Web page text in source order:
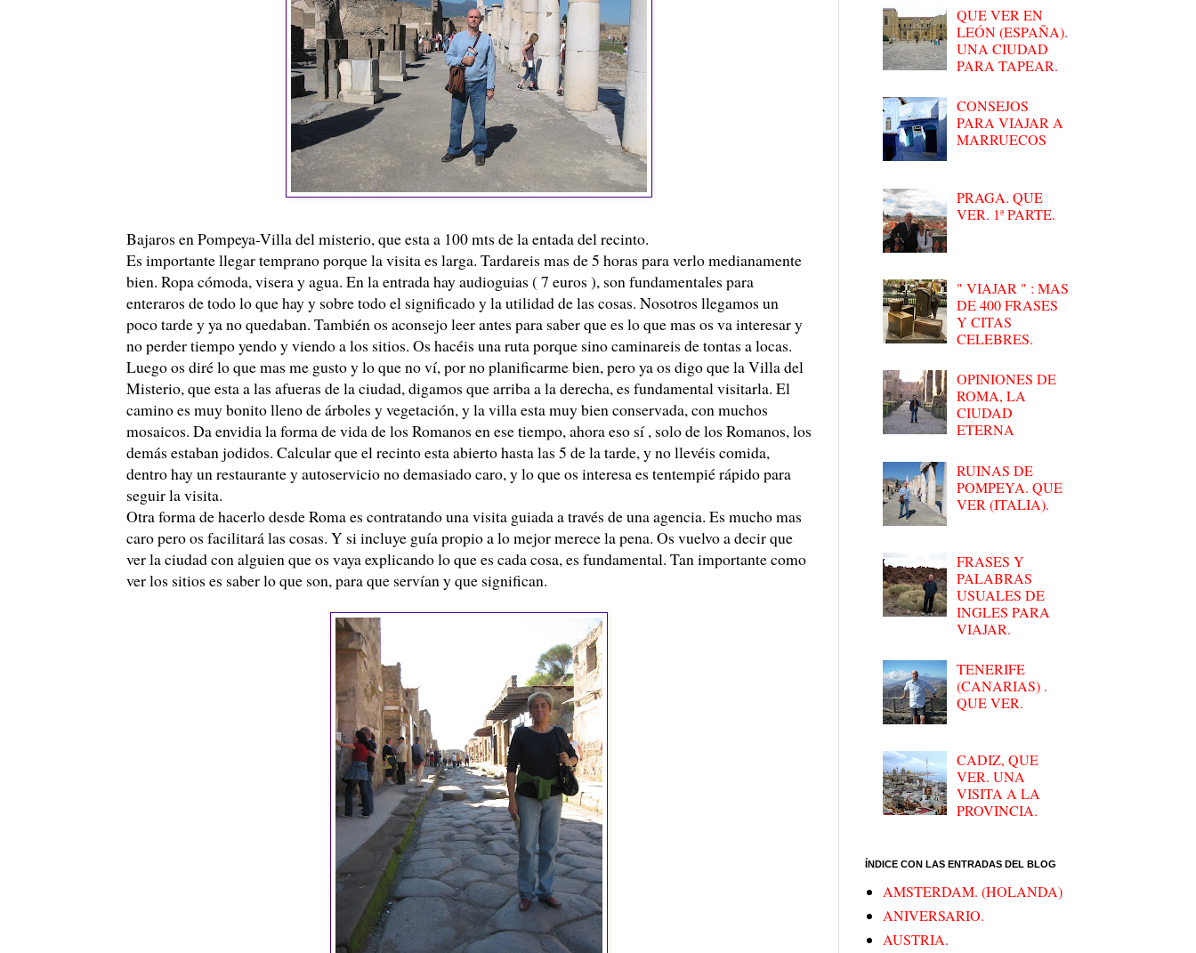
Bajaros en Pompeya-Villa del misterio, que esta a 100 mts de la entada del recinto.
Es importante llegar temprano porque la visita es larga. Tardareis mas de 5 horas para verlo medianamente
bien. Ropa cómoda, visera y agua. En la entrada hay audioguias ( 7 euros ), son fundamentales para
enteraros de todo lo que hay y sobre todo el significado y la utilidad de las cosas. Nosotros llegamos un
poco tarde y ya no quedaban. También os aconsejo leer antes para saber que es lo que mas os va interesar y
no perder tiempo yendo y viendo a los sitios. Os hacéis una ruta porque sino caminareis de tontas a locas.
Luego os diré lo que mas me gusto y lo que no ví, por no planificarme bien, pero ya os digo que la Villa del
Misterio, que esta a las afueras de la ciudad, digamos que arriba a la derecha, es fundamental visitarla. El
camino es muy bonito lleno de árboles y vegetación, y la villa esta muy bien conservada, con muchos
mosaicos. Da envidia la forma de vida de los Romanos en ese tiempo, ahora eso sí , solo de los Romanos, los
demás estaban jodidos. Calcular que el recinto esta abierto hasta las 5 de la tarde, y no llevéis comida,
dentro hay un restaurante y autoservicio no demasiado caro, y lo que os interesa es tentempié rápido para
seguir la visita.
Otra forma de hacerlo desde Roma es contratando una visita guiada a través de una agencia. Es mucho mas
caro pero os facilitará las cosas. Y si incluye guía propio a lo mejor merece la pena. Os vuelvo a decir que
ver la ciudad con alguien que os vaya explicando lo que es cada cosa, es fundamental. Tan importante como
ver los sitios es saber lo que son, para que servían y que significan.
QUE VER EN
LEÓN (ESPAÑA).
UNA CIUDAD
PARA TAPEAR.
CONSEJOS
PARA VIAJAR A
MARRUECOS
PRAGA. QUE
VER. 1ª PARTE.
" VIAJAR " : MAS
DE 400 FRASES
Y CITAS
CELEBRES.
OPINIONES DE
ROMA, LA
CIUDAD
ETERNA
RUINAS DE
POMPEYA. QUE
VER (ITALIA).
FRASES Y
PALABRAS
USUALES DE
INGLES PARA
VIAJAR.
TENERIFE
(CANARIAS) .
QUE VER.
CADIZ, QUE
VER. UNA
VISITA A LA
PROVINCIA.
ÍNDICE CON LAS ENTRADAS DEL BLOG
AMSTERDAM. (HOLANDA)
ANIVERSARIO.
AUSTRIA.